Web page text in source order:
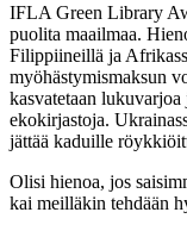
IFLA Green Library
puolita maailmaa.
Filippiineillä ja
myöhästymismaksun
kasvatetaan
ekokirjastoja.
jättää kaduille
Olisi hienoa, jos
kai meilläkin tehdään